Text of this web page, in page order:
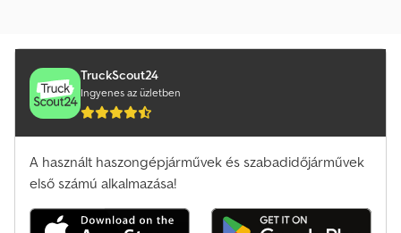
TruckScout24
Ingyenes az üzletben
A használt haszongépjárművek és szabadidőjárművek
első számú alkalmazása!